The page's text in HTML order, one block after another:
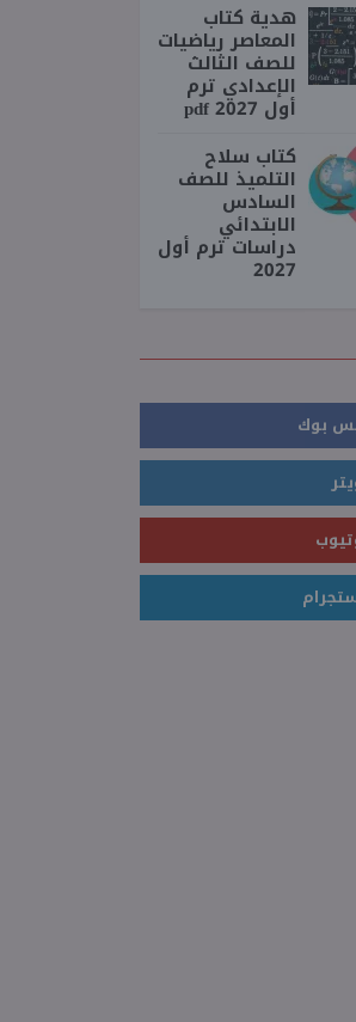
هدية كتاب
المعاصر رياضيات
للصف الثالث
الإعدادي ترم
أول 2027 pdf
كتاب سلاح
التلميذ للصف
السادس
الابتدائي
دراسات ترم أول
2027
بوك